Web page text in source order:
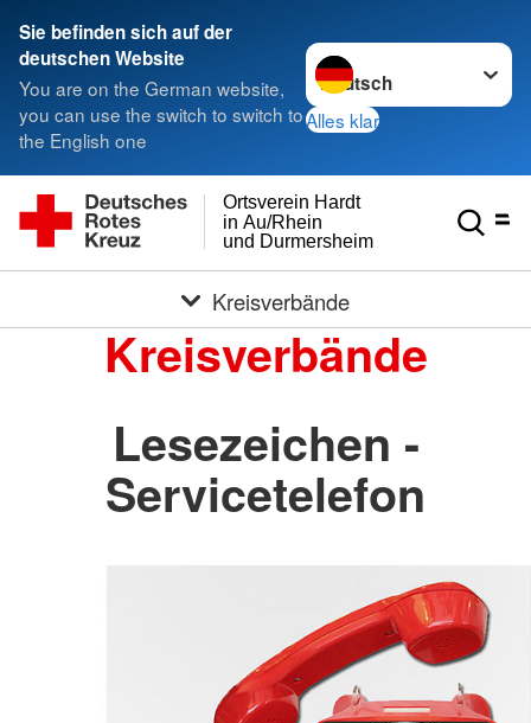
Sie befinden sich auf der
deutschen Website
You are on the German website,
you can use the switch to switch to
the English one
Sprache wechseln zu
Alles klar
und Durmersheim
in Au/Rhein
Ortsverein Hardt
Kreisverbände
Kreisverbände
Lesezeichen -
Servicetelefon